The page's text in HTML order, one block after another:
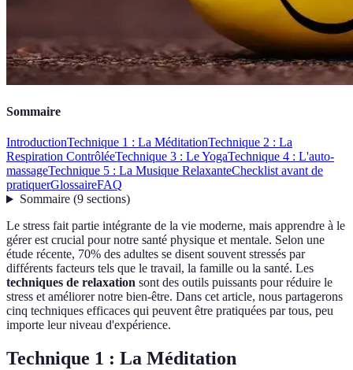
Sommaire
IntroductionTechnique 1 : La MéditationTechnique 2 : La
Respiration ContrôléeTechnique 3 : Le YogaTechnique 4 : L'auto-
massageTechnique 5 : La Musique RelaxanteChecklist avant de
pratiquerGlossaireFAQ
Sommaire(9 sections)
Le stress fait partie intégrante de la vie moderne, mais apprendre à le
gérer est crucial pour notre santé physique et mentale. Selon une
étude récente, 70% des adultes se disent souvent stressés par
différents facteurs tels que le travail, la famille ou la santé. Les
techniques de relaxation sont des outils puissants pour réduire le
stress et améliorer notre bien-être. Dans cet article, nous partagerons
cinq techniques efficaces qui peuvent être pratiquées par tous, peu
importe leur niveau d'expérience.
Technique 1 : La Méditation